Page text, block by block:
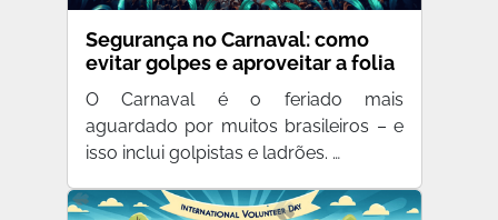
Segurança no Carnaval: como
evitar golpes e aproveitar a folia
O Carnaval é o feriado mais
aguardado por muitos brasileiros – e
isso inclui golpistas e ladrões. …